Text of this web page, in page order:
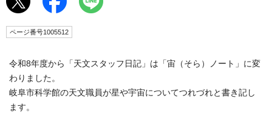
ページ番号1005512
令和8年度から「天文スタッフ日記」は「宙（そら）ノート」に変
わりました。
岐阜市科学館の天文職員が星や宇宙についてつれづれと書き記し
ます。